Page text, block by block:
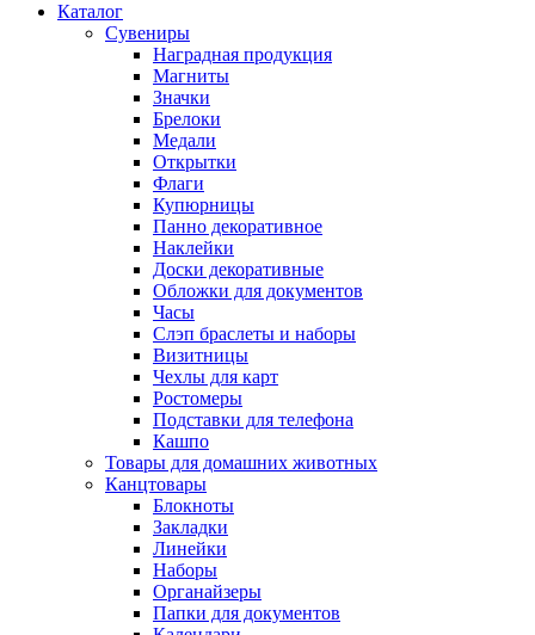
Каталог
Сувениры
Наградная продукция
Магниты
Значки
Брелоки
Медали
Открытки
Флаги
Купюрницы
Панно декоративное
Наклейки
Доски декоративные
Обложки для документов
Часы
Слэп браслеты и наборы
Визитницы
Чехлы для карт
Ростомеры
Подставки для телефона
Кашпо
Товары для домашних животных
Канцтовары
Блокноты
Закладки
Линейки
Наборы
Органайзеры
Папки для документов